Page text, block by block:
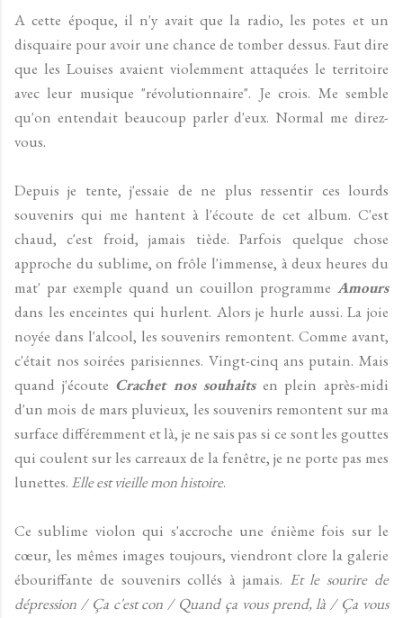
A cette époque, il n'y avait que la radio, les potes et un
disquaire pour avoir une chance de tomber dessus. Faut dire
que les Louises avaient violemment attaquées le territoire
avec leur musique "révolutionnaire". Je crois. Me semble
qu'on entendait beaucoup parler d'eux. Normal me direz-
vous.
Depuis je tente, j'essaie de ne plus ressentir ces lourds
souvenirs qui me hantent à l'écoute de cet album. C'est
chaud, c'est froid, jamais tiède. Parfois quelque chose
approche du sublime, on frôle l'immense, à deux heures du
mat' par exemple quand un couillon programme Amours
dans les enceintes qui hurlent. Alors je hurle aussi. La joie
noyée dans l'alcool, les souvenirs remontent. Comme avant,
c'était nos soirées parisiennes. Vingt-cinq ans putain. Mais
quand j'écoute Crachet nos souhaitsen plein après-midi
d'un mois de mars pluvieux, les souvenirs remontent sur ma
surface différemment et là, je ne sais pas si ce sont les gouttes
qui coulent sur les carreaux de la fenêtre, je ne porte pas mes
lunettes. Elle est vieille mon histoire.
Ce sublime violon qui s'accroche une énième fois sur le
cœur, les mêmes images toujours, viendront clore la galerie
ébouriffante de souvenirs collés à jamais. Et le sourire de
dépression / Ça c'est con / Quand ça vous prend, là / Ça vous